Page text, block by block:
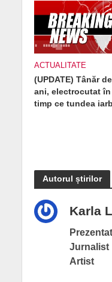
ACTUALITATE
(UPDATE) Tânăr
ani, electrocutat în
timp ce tundea
Autorul știrilor
Karla
Jurnalist
Artist